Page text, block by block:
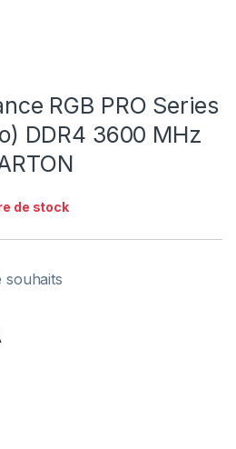
RGB PRO Series
DDR4 3600 MHz
de stock
souhaits